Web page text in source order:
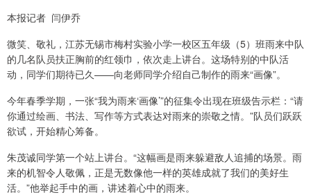
本报记者 闫伊乔
微笑、敬礼，江苏无锡市梅村实验小学一校区五年级（5）班雨来中队
的几名队员扶正胸前的红领巾，依次走上讲台。这场特别的中队活
动，同学们期待已久——向老师同学介绍自己制作的雨来“画像”。
今年春季学期，一张“我为雨来‘画像’”的征集令出现在班级告示栏：“请
你通过绘画、书法、写作等方式表达对雨来的崇敬之情。”队员们跃跃
欲试，开始精心筹备。
朱茂诚同学第一个站上讲台。“这幅画是雨来躲避敌人追捕的场景。雨
来的机智令人敬佩，正是无数像他一样的英雄成就了我们的美好生
活。”他举起手中的画，讲述着心中的雨来。